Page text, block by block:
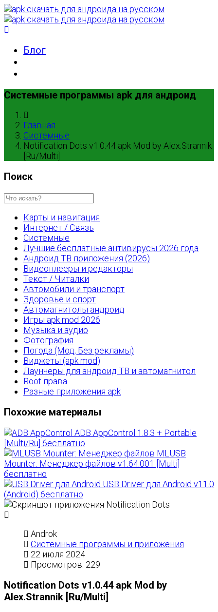
Блог
Системные программы apk для андроид
Главная
Системные
Notification Dots v1.0.44 apk Mod by Alex.Strannik
[Ru/Multi]
Поиск
Карты и навигация
Интернет / Связь
Системные
Лучшие бесплатные антивирусы 2026 года
Андроид ТВ приложения (2026)
Видеоплееры и редакторы
Текст / Читалки
Автомобили и транспорт
Здоровье и спорт
Автомагнитолы андроид
Игры apk mod 2026
Музыка и аудио
Фотография
Погода (Мод, Без рекламы)
Виджеты (apk mod)
Лаунчеры для андроид ТВ и автомагнитол
Root права
Разные приложения apk
Похожие материалы
ADB AppControl 1.8.3 + Portable
[Multi/Ru] бесплатно
MLUSB
Mounter: Менеджер файлов v1.64.001 [Multi]
бесплатно
USB Driver для Android v11.0
(Android) бесплатно
Androk
Системные программы и приложения
22 июля 2024
Просмотров: 229
Notification Dots v1.0.44 apk Mod by
Alex.Strannik [Ru/Multi]